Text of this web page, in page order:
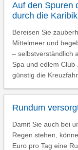
Auf den Spuren
durch die Karibik
Bereisen Sie
Mittelmeer und
– selbstverständlich
Spa und edlem
günstig die
Rundum
Damit Sie auch bei
Regen stehen,
Euro pro Tag eine